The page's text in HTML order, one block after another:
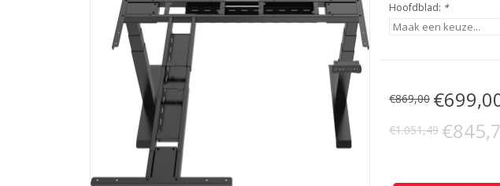
Hoofdblad: *
€869,00
€1.051,49